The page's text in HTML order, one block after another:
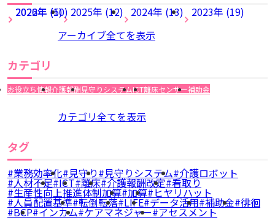
2026年 (5) 2025年 (12) 2024年 (13) 2023年 (19)
2022年 (10)
アーカイブ全てを表示
カテゴリ
お役立ち情報介護報酬見守りシステムICT離床センサー補助金
カテゴリ全てを表示
タグ
業務効率化 見守り 見守りシステム 介護ロボット
人材不足 ICT 離床 介護報酬改定 看取り
生産性向上推進体制加算 加算 ヒヤリハット
人員配置基準 転倒転落 LIFE データ活用 補助金 徘徊
BCP インカム ケアマネジャー アセスメント